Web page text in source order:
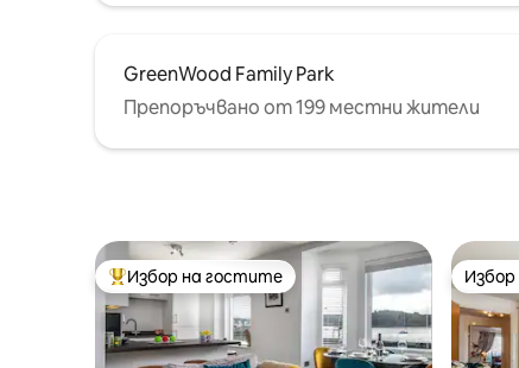
GreenWood Family Park
Препоръчвано от 199 местни жители
Най-популярен избор на гостите
Избор на гостите